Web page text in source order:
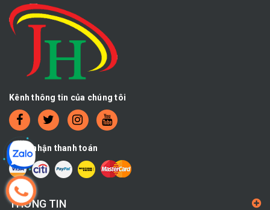
Kênh thông tin của chúng tôi
Chấp nhận thanh toán
THÔNG TIN